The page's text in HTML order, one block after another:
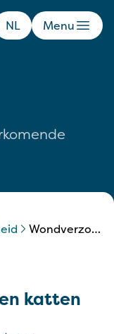
Menu
NL
wondverzorging kat
katten